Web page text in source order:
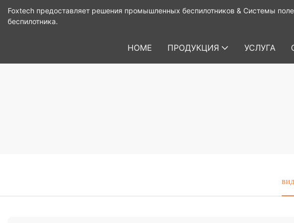
Foxtech предоставляет решения промышленных беспилотников & Системы
беспилотника.
HOME ПРОДУКЦИЯ УСЛУГА